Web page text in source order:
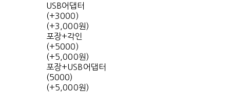
USB어댑터
(+3000)
(+3,000원)
포장+각인
(+5000)
(+5,000원)
포장+USB어댑터
(5000)
(+5,000원)